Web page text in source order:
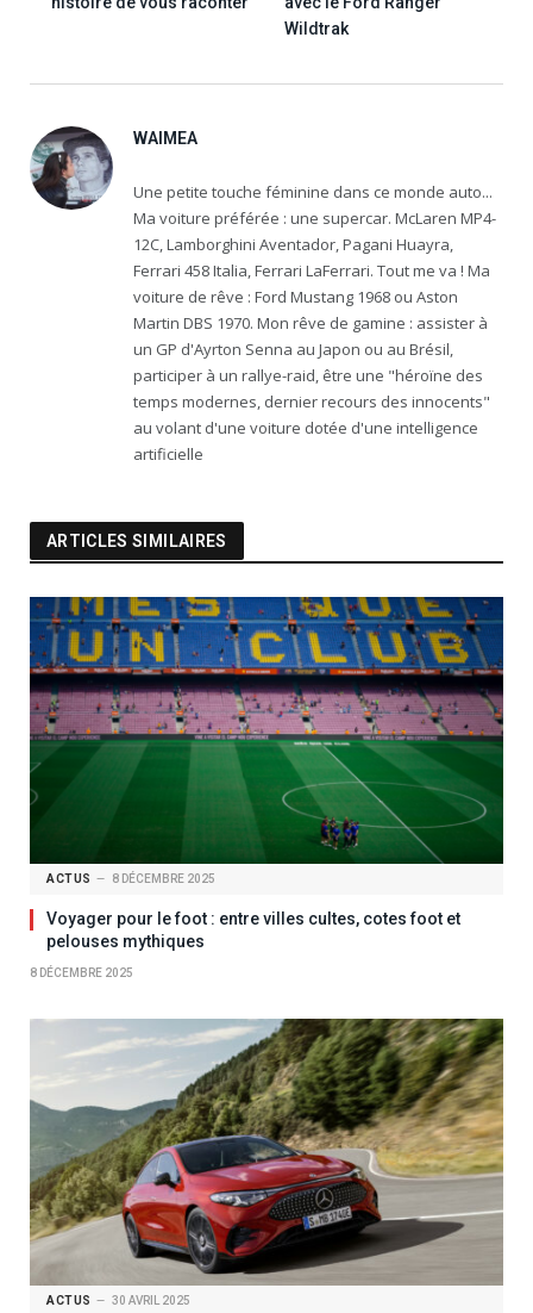
Wildtrak
WAIMEA
Une petite touche féminine dans ce monde auto...
Ma voiture préférée : une supercar. McLaren MP4-
12C, Lamborghini Aventador, Pagani Huayra,
Ferrari 458 Italia, Ferrari LaFerrari. Tout me va ! Ma
voiture de rêve : Ford Mustang 1968 ou Aston
Martin DBS 1970. Mon rêve de gamine : assister à
un GP d'Ayrton Senna au Japon ou au Brésil,
participer à un rallye-raid, être une "héroïne des
temps modernes, dernier recours des innocents"
au volant d'une voiture dotée d'une intelligence
artificielle
ARTICLES SIMILAIRES
ACTUS 8 DÉCEMBRE 2025
Voyager pour le foot : entre villes cultes, cotes foot et
pelouses mythiques
8 DÉCEMBRE 2025
ACTUS 30 AVRIL 2025